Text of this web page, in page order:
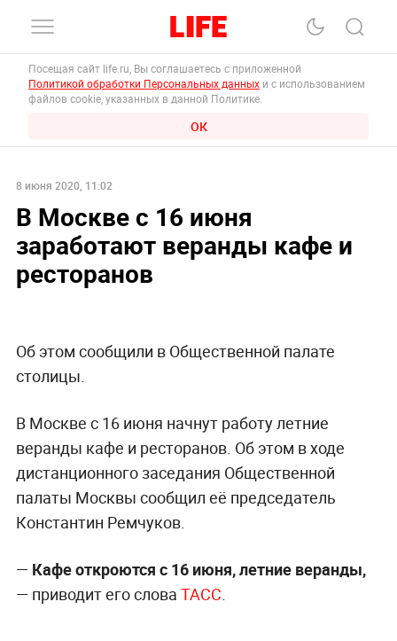
Посещая сайт life.ru, Вы соглашаетесь с приложенной
Политикой обработки Персональных данных и с использованием
файлов cookie, указанных в данной Политике.
ОК
8 июня 2020, 11:02
В Москве с 16 июня
заработают веранды кафе и
ресторанов
Об этом сообщили в Общественной палате
столицы.
В Москве с 16 июня начнут работу летние
веранды кафе и ресторанов. Об этом в ходе
дистанционного заседания Общественной
палаты Москвы сообщил её председатель
Константин Ремчуков.
— Кафе откроются с 16 июня, летние веранды,
— приводит его слова ТАСС